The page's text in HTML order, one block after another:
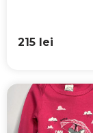
215 lei